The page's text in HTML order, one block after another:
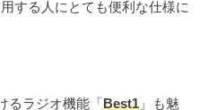
する人にとても便利な仕様に
るラジオ機能「Best1 」も魅